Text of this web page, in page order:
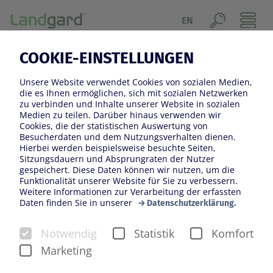
COOKIE-EINSTELLUNGEN
Unsere Website verwendet Cookies von sozialen Medien,
die es Ihnen ermöglichen, sich mit sozialen Netzwerken
zu verbinden und Inhalte unserer Website in sozialen
Medien zu teilen. Darüber hinaus verwenden wir
Cookies, die der statistischen Auswertung von
Besucherdaten und dem Nutzungsverhalten dienen.
Hierbei werden beispielsweise besuchte Seiten,
Sitzungsdauern und Absprungraten der Nutzer
gespeichert. Diese Daten können wir nutzen, um die
Funktionalität unserer Website für Sie zu verbessern.
Weitere Informationen zur Verarbeitung der erfassten
Daten finden Sie in unserer
Datenschutzerklärung.
Notwendig Statistik
Komfort
Marketing
EN
Für unbeschwerten Genuss - garantiert
ISSBIO!
Alles bio – noch nie war dieses Versprechen so wichtig
wie heute. Gesunde Ernährung fängt schließlich bei
den naturbelassenen Zutaten an. So sind das
biologisch angebaute und zertifizierte Gemüse, Obst
und die Kräuter der innovativen Landgard-Eigenmarke
„ISS BIO!“ die optimale Basis für knackige Salate, leckere
rund um die frischen Bio-Produkte. Leckere
Rezeptideen auf jeder Verpackung und nützliches
Wissen auf der Website www.issbio.com runden das